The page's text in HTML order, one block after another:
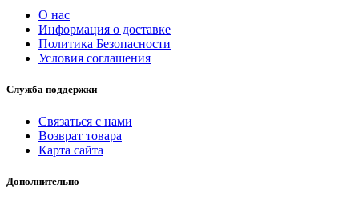
О нас
Информация о доставке
Политика Безопасности
Условия соглашения
Служба поддержки
Связаться с нами
Возврат товара
Карта сайта
Дополнительно